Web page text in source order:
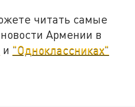
читать самые
Армении в
и "Одноклассниках"